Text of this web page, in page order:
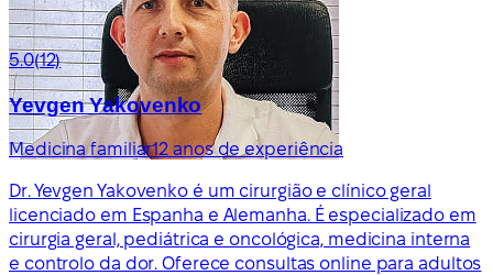
5.0(12)
Yevgen Yakovenko
Medicina familiar12 anos de experiência
Dr. Yevgen Yakovenko é um cirurgião e clínico geral
licenciado em Espanha e Alemanha. É especializado em
cirurgia geral, pediátrica e oncológica, medicina interna
e controlo da dor. Oferece consultas online para adultos